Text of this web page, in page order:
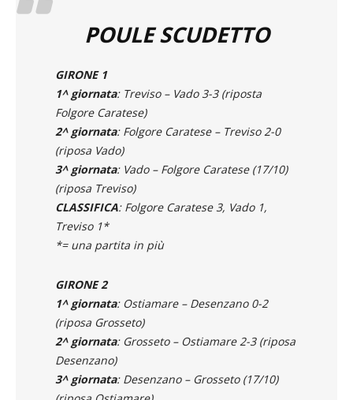
POULE SCUDETTO
GIRONE 1
1^ giornata: Treviso – Vado 3-3 (riposta
Folgore Caratese)
2^ giornata: Folgore Caratese – Treviso 2-0
(riposa Vado)
3^ giornata: Vado – Folgore Caratese (17/10)
(riposa Treviso)
CLASSIFICA: Folgore Caratese 3, Vado 1,
Treviso 1*
*= una partita in più
GIRONE 2
1^ giornata: Ostiamare – Desenzano 0-2
(riposa Grosseto)
2^ giornata: Grosseto – Ostiamare 2-3 (riposa
Desenzano)
3^ giornata: Desenzano – Grosseto (17/10)